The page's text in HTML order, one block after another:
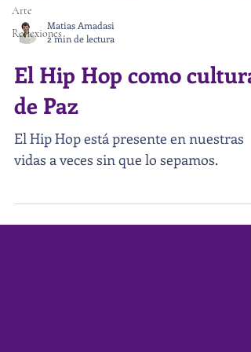
Arte
Reflexiones
Matias Amadasi
2 min de lectura
El Hip Hop como cultura
de Paz
El Hip Hop está presente en nuestras
vidas a veces sin que lo sepamos.